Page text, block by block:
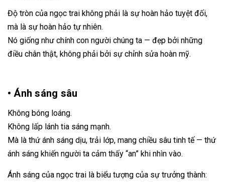
Độ tròn của ngọc trai không phải là sự hoàn hảo tuyệt đối,
mà là sự hoàn hảo tự nhiên.
Nó giống như chính con người chúng ta — đẹp bởi những
điều chân thật, không phải bởi sự chỉnh sửa hoàn mỹ.
• Ánh sáng sâu
Không bóng loáng.
Không lấp lánh tia sáng mạnh.
Mà là thứ ánh sáng dịu, trải lớp, mang chiều sâu tinh tế — thứ
ánh sáng khiến người ta cảm thấy “an” khi nhìn vào.
Ánh sáng của ngọc trai là biểu tượng của sự trưởng thành: